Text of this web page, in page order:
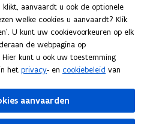
de Zenne
klikt, aanvaardt u ook de optionele
welke cookies u aanvaardt? Klik
U kunt uw cookievoorkeuren op elk
de webpagina op
Hier kunt u ook uw toestemming
het privacy- en cookiebeleid van
aanvaarden